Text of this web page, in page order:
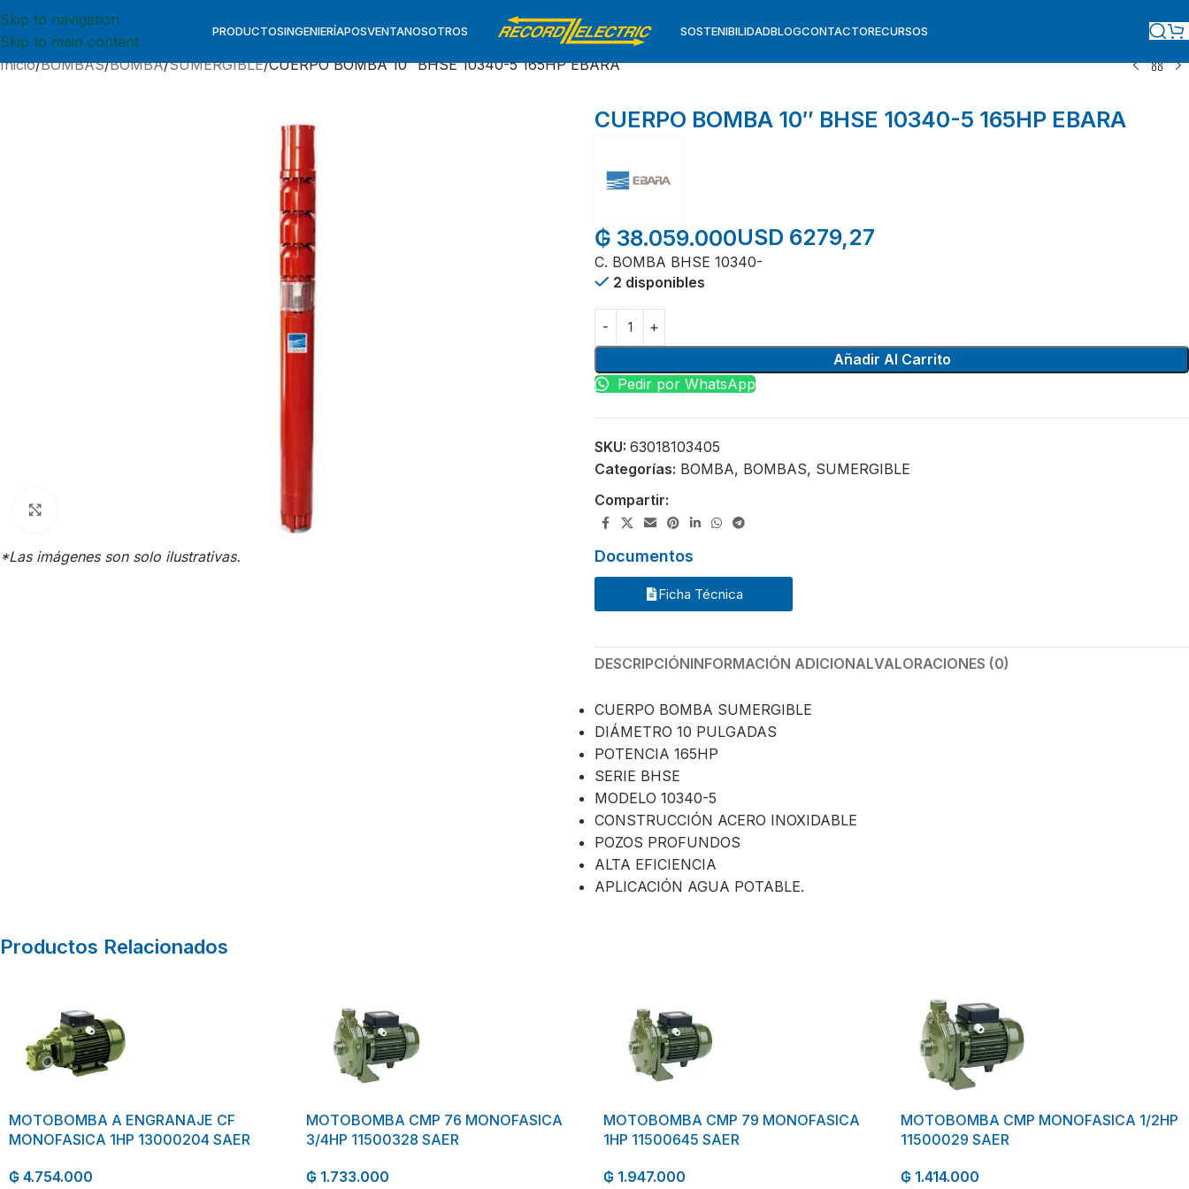
Skip to navigation
Skip to main content
PRODUCTOSINGENIERÍAPOSVENTANOSOTROS SOSTENIBILIDADBLOGCONTACTORECURSOS
Inicio BOMBAS BOMBA SUMERGIBLE CUERPO BOMBA 10″ BHSE 10340-5 165HP EBARA
*Las imágenes son solo ilustrativas.
CUERPO BOMBA 10″ BHSE 10340-5 165HP EBARA
₲ 38.059.000USD 6279,27
C. BOMBA BHSE 10340-
2 disponibles
Añadir Al Carrito
Pedir por WhatsApp
SKU: 63018103405
Categorías: BOMBA, BOMBAS, SUMERGIBLE
Compartir:
Documentos
Ficha Técnica
DESCRIPCIÓNINFORMACIÓN ADICIONALVALORACIONES (0)
CUERPO BOMBA SUMERGIBLE
DIÁMETRO 10 PULGADAS
POTENCIA 165HP
SERIE BHSE
MODELO 10340-5
CONSTRUCCIÓN ACERO INOXIDABLE
POZOS PROFUNDOS
ALTA EFICIENCIA
APLICACIÓN AGUA POTABLE.
Productos Relacionados
MOTOBOMBA A ENGRANAJE CF
MONOFASICA 1HP 13000204 SAER
₲ 4.754.000
MOTOBOMBA CMP 76 MONOFASICA
3/4HP 11500328 SAER
₲ 1.733.000
MOTOBOMBA CMP 79 MONOFASICA
1HP 11500645 SAER
₲ 1.947.000
MOTOBOMBA CMP MONOFASICA 1/2HP
11500029 SAER
₲ 1.414.000